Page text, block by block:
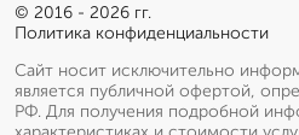
© 2016 - 2026 гг.
Политика конфиденциальности
Сайт носит исключительно
является публичной офертой,
РФ. Для получения подробной